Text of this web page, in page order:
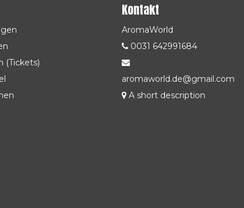
(Tickets)
Kontakt
AromaWorld
0031 642991684
aromaworld.de@gmail.com
A short description